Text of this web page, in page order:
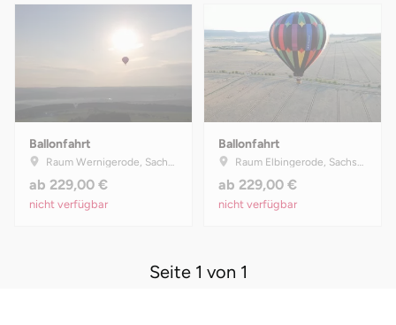
Ballonfahrt
Raum Wernigerode, Sachsen-Anhalt
ab 229,00 €
nicht verfügbar
Ballonfahrt
Raum Elbingerode, Sachsen-Anhalt
ab 229,00 €
nicht verfügbar
Seite 1 von 1